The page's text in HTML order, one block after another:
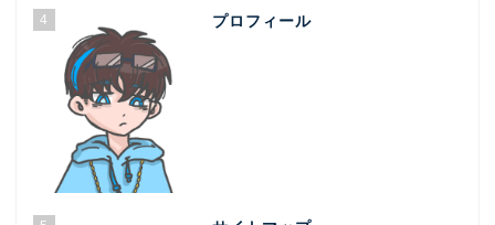
4 プロフィール